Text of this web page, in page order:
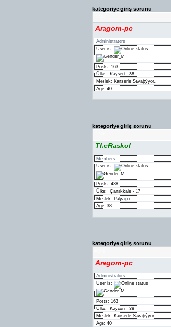
kategoriye giriş sorunu
Aragorn-pc
Administrators
User is:
Posts: 163
Ülke:
Kayseri - 38
Meslek: Kanserle Savaþýyor..
Age: 40
kategoriye giriş sorunu
TheRaskol
Members
User is:
Posts: 438
Ülke:
Çanakkale - 17
Meslek: Palyaço
Age: 38
kategoriye giriş sorunu
Aragorn-pc
Administrators
User is:
Posts: 163
Ülke:
Kayseri - 38
Meslek: Kanserle Savaþýyor..
Age: 40